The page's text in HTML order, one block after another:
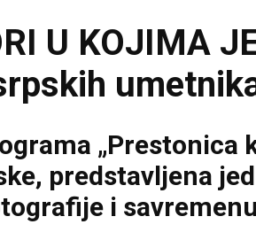
U KOJIMA
„Prestonica
predstavljena
i